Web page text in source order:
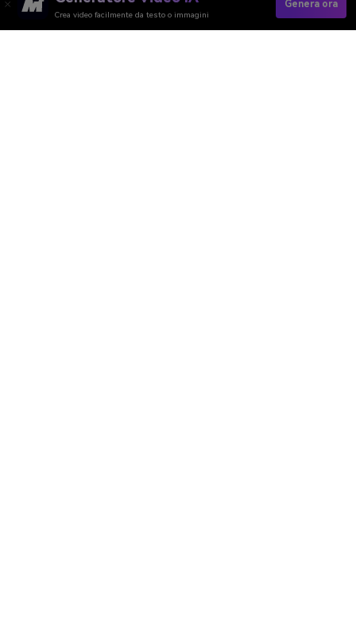
Crea video facilmente da testo o immagini
Genera ora